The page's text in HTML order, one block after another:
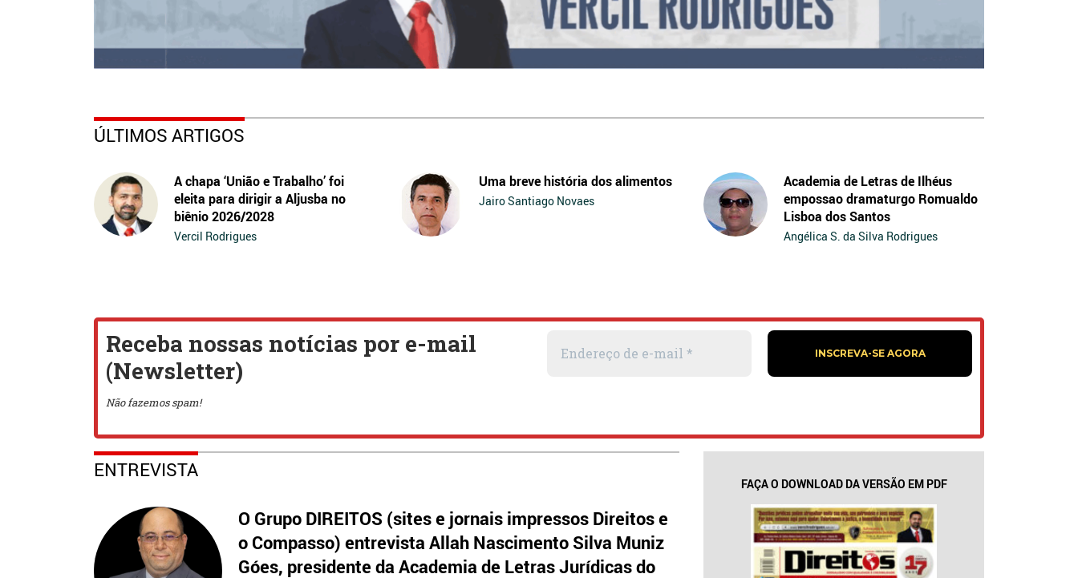
ÚLTIMOS ARTIGOS
A chapa ‘União e Trabalho’ foi
eleita para dirigir a Aljusba no
biênio 2026/2028
Vercil Rodrigues
Uma breve história dos alimentos
Jairo Santiago Novaes
Academia de Letras de Ilhéus
empossao dramaturgo Romualdo
Lisboa dos Santos
Angélica S. da Silva Rodrigues
ENTREVISTA
O Grupo DIREITOS (sites e jornais impressos Direitos e
o Compasso) entrevista Allah Nascimento Silva Muniz
Góes, presidente da Academia de Letras Jurídicas do
FAÇA O DOWNLOAD DA VERSÃO EM PDF